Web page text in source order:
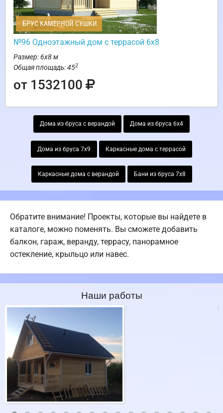
БРУС КАМЕРНОЙ СУШКИ
№96 Одноэтажный дом с террасой 6х8
Размер: 6х8 м
Общая площадь: 452
от 1532100
Дома из бруса с верандой Дома из бруса 6х4
Дома из бруса 7х9 Каркасные дома с террасой
Каркасные дома с верандой Бани из бруса 7х8
Обратите внимание! Проекты, которые вы найдете в
каталоге, можно поменять. Вы сможете добавить
балкон, гараж, веранду, террасу, панорамное
остекление, крыльцо или навес.
Наши работы